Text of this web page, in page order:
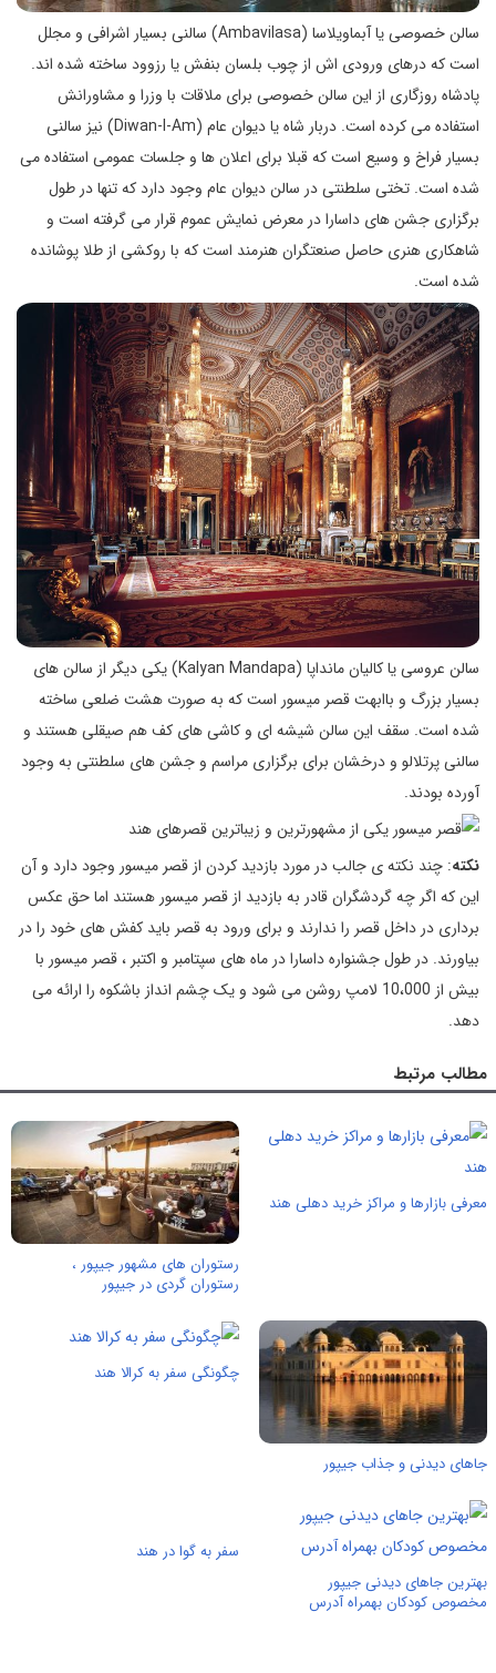
سالن خصوصی یا آبماویلاسا (Ambavilasa) سالنی بسیار اشرافی و مجلل
است که درهای ورودی اش از چوب بلسان بنفش یا رزوود ساخته شده اند.
پادشاه روزگاری از این سالن خصوصی برای ملاقات با وزرا و مشاورانش
استفاده می کرده است. دربار شاه یا دیوان عام (Diwan-I-Am) نیز سالنی
بسیار فراخ و وسیع است که قبلا برای اعلان ها و جلسات عمومی استفاده می
شده است. تختی سلطنتی در سالن دیوان عام وجود دارد که تنها در طول
برگزاری جشن های داسارا در معرض نمایش عموم قرار می گرفته است و
شاهکاری هنری حاصل صنعتگران هنرمند است که با روکشی از طلا پوشانده
شده است.
سالن عروسی یا کالیان مانداپا (Kalyan Mandapa) یکی دیگر از سالن های
بسیار بزرگ و باابهت قصر میسور است که به صورت هشت ضلعی ساخته
شده است. سقف این سالن شیشه ای و کاشی های کف هم صیقلی هستند و
سالنی پرتلالو و درخشان برای برگزاری مراسم و جشن های سلطنتی به وجود
آورده بودند.
نکته: چند نکته ی جالب در مورد بازدید کردن از قصر میسور وجود دارد و آن
این که اگر چه گردشگران قادر به بازدید از قصر میسور هستند اما حق عکس
برداری در داخل قصر را ندارند و برای ورود به قصر باید کفش های خود را در
بیاورند. در طول جشنواره داسارا در ماه های سپتامبر و اکتبر ، قصر میسور با
بیش از 10،000 لامپ روشن می شود و یک چشم انداز باشکوه را ارائه می
دهد.
مطالب مرتبط
معرفی بازارها و مراکز خرید دهلی هند
رستوران های مشهور جیپور ،
رستوران گردی در جیپور
جاهای دیدنی و جذاب جیپور
چگونگی سفر به کرالا هند
بهترین جاهای دیدنی جیپور
مخصوص کودکان بهمراه آدرس
سفر به گوا در هند